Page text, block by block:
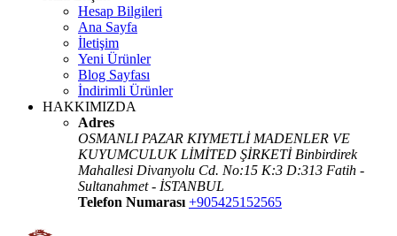
Hesap Bilgileri
Ana Sayfa
İletişim
Yeni Ürünler
Blog Sayfası
İndirimli Ürünler
HAKKIMIZDA
Adres
OSMANLI PAZAR KIYMETLİ MADENLER VE
KUYUMCULUK LİMİTED ŞİRKETİ Binbirdirek
Mahallesi Divanyolu Cd. No:15 K:3 D:313 Fatih -
Sultanahmet - İSTANBUL
Telefon Numarası +905425152565